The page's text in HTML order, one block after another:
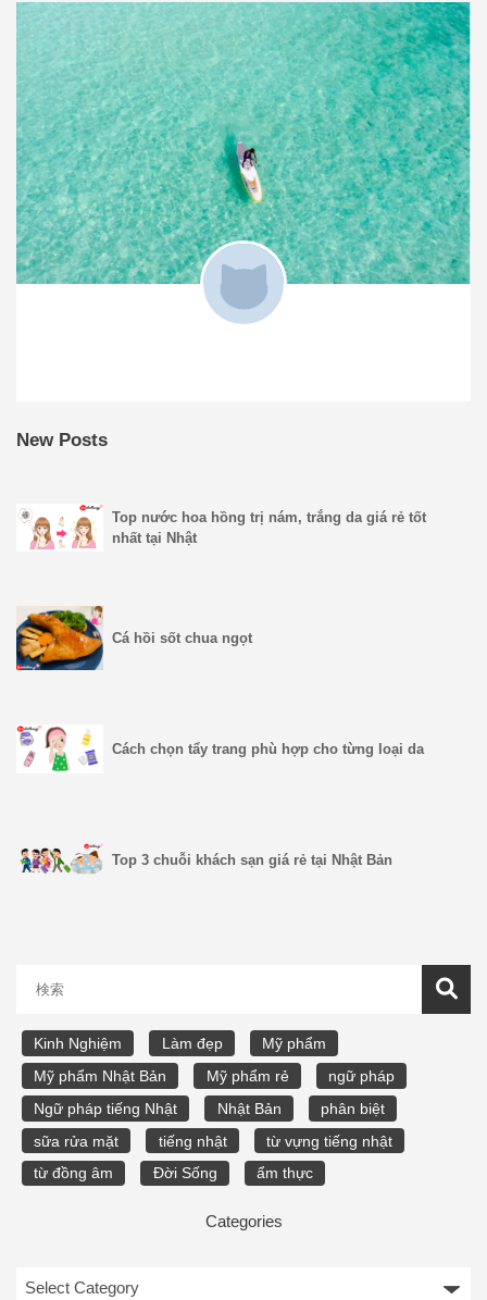
New Posts
Top nước hoa hồng trị nám, trắng da giá rẻ tốt
nhất tại Nhật
Cá hồi sốt chua ngọt
Cách chọn tẩy trang phù hợp cho từng loại da
Top 3 chuỗi khách sạn giá rẻ tại Nhật Bản
Kinh Nghiệm Làm đẹp
Mỹ phẩm
Mỹ phẩm Nhật Bản
Mỹ phẩm rẻ
ngữ pháp
Ngữ pháp tiếng Nhật
Nhật Bản
phân biệt
sữa rửa mặt
tiếng nhật
từ vựng tiếng nhật
từ đồng âm
Đời Sống ẩm thực
Categories